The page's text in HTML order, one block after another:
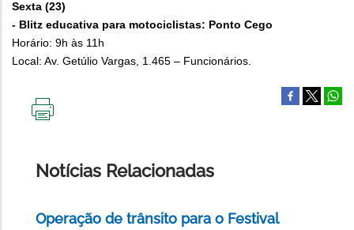
Sexta (23)
- Blitz educativa para motociclistas: Ponto Cego
Horário: 9h às 11h
Local: Av. Getúlio Vargas, 1.465 – Funcionários.
Notícias Relacionadas
Operação de trânsito para o Festival